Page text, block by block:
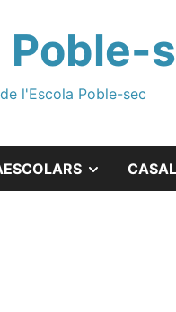
Poble-
l'Escola Poble-sec